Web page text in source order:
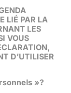
LIÉ PAR LA
LES
VOUS
D’UTILISER
»?